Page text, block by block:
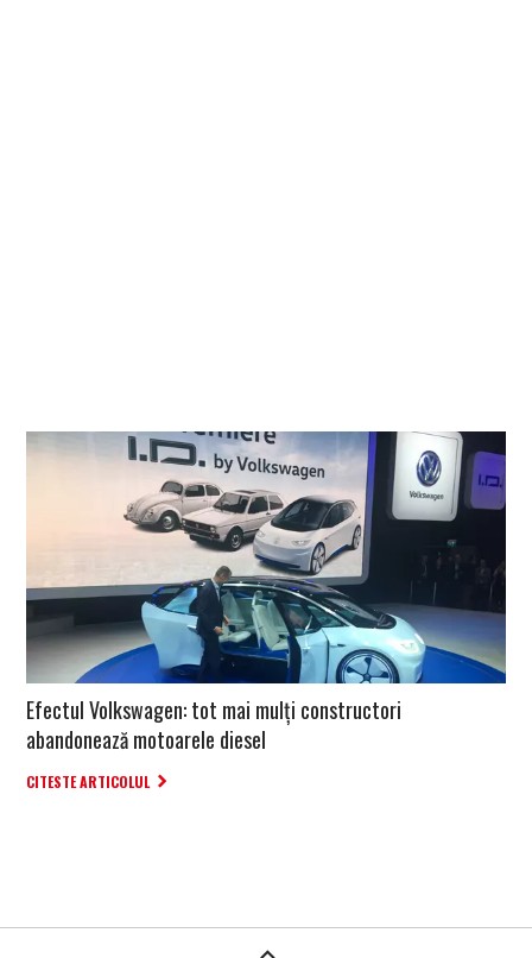
Efectul Volkswagen: tot mai mulți constructori
abandonează motoarele diesel
CITESTE ARTICOLUL